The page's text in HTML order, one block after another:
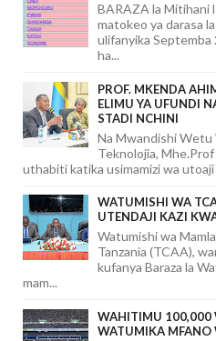
BARAZA la Mitihani
matokeo ya darasa
ulifanyika Septemba
ha...
PROF. MKENDA
ELIMU YA UFUNDI
STADI NCHINI
Na Mwandishi Wetu
Teknolojia,
uthabiti katika usimamizi wa utoaji
WATUMISHI WA
UTENDAJI KAZI
Watumishi wa
Tanzania (TCAA),
kufanya Baraza la
mam...
WAHITIMU 100,000
WATUMIKA MFANO